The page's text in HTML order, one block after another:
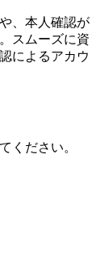
、本人確認が
スムーズに資
によるアカウ
ください。